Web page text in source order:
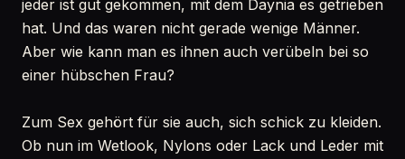
jeder ist gut gekommen, mit dem Daynia es getrieben
hat. Und das waren nicht gerade wenige Männer.
Aber wie kann man es ihnen auch verübeln bei so
einer hübschen Frau?
Zum Sex gehört für sie auch, sich schick zu kleiden.
Ob nun im Wetlook, Nylons oder Lack und Leder mit